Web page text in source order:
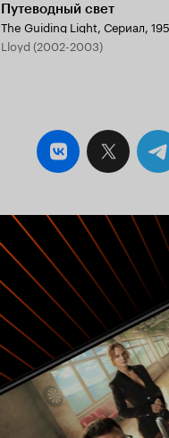
Путеводный свет
The Guiding Light, Сериал,
Lloyd (2002-2003)